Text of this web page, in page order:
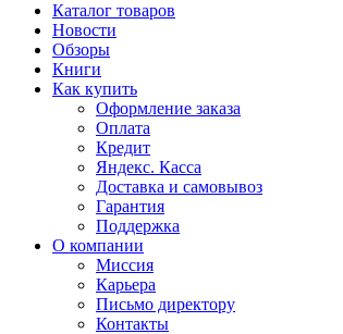
Каталог товаров
Новости
Обзоры
Книги
Как купить
Оформление заказа
Оплата
Кредит
Яндекс. Касса
Доставка и самовывоз
Гарантия
Поддержка
О компании
Миссия
Карьера
Письмо директору
Контакты